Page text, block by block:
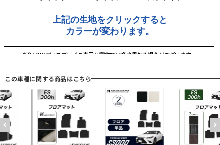
この車種に関する商品はこちら